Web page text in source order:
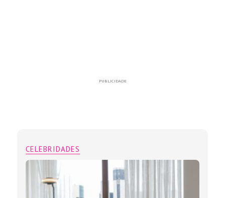
PUBLICIDADE
CELEBRIDADES